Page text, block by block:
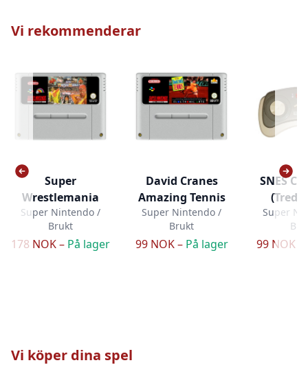
Vi rekommenderar
Super
Wrestlemania
Super Nintendo /
Brukt
178 NOK – På lager
David Cranes
Amazing Tennis
Super Nintendo /
Brukt
99 NOK – På lager
SNES
Super
99 NOK –
Vi köper dina spel